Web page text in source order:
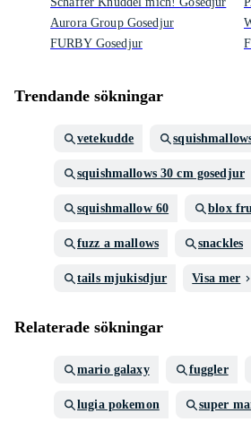
Aurora Group Gosedjur
FURBY Gosedjur
Trendande sökningar
vetekudde
squishmallows 30 cm gosedjur
squishmallow 60 blox
fuzz a mallows snackles
tails mjukisdjur Visa mer
Relaterade sökningar
mario galaxy fuggler
lugia pokemon super